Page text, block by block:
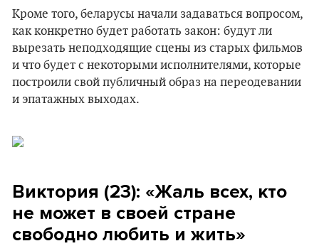
Кроме того, беларусы начали задаваться вопросом,
как конкретно будет работать закон: будут ли
вырезать неподходящие сцены из старых фильмов
и что будет с некоторыми исполнителями, которые
построили свой публичный образ на переодевании
и эпатажных выходах.
Виктория (23): «Жаль всех, кто
не может в своей стране
свободно любить и жить»